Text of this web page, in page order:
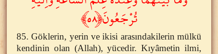
تُرْجَعُونَ﴿٥٨﴾
85. Göklerin, yerin ve ikisi arasındakilerin mülkü
kendinin olan (Allah), yücedir. Kıyâmetin ilmi,